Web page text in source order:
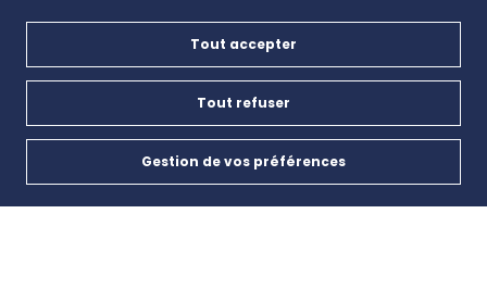
AVANT CAP
Plan de campagne, CD6, 13480 Cabriès
Nous contacter
04 42 46 65 35
Tout accepter
Tout refuser
Gestion de vos préférences